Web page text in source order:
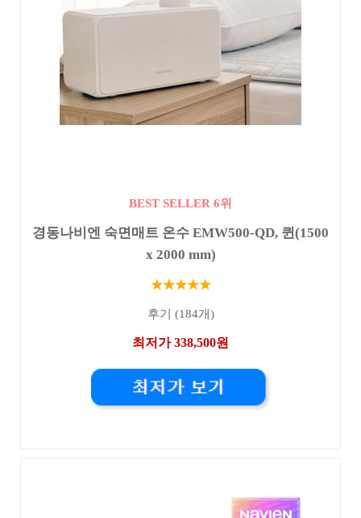
BEST SELLER 6위
경동나비엔 숙면매트 온수 EMW500-QD, 퀸(1500
x 2000 mm)
★★★★★
후기 (184개)
최저가 338,500원